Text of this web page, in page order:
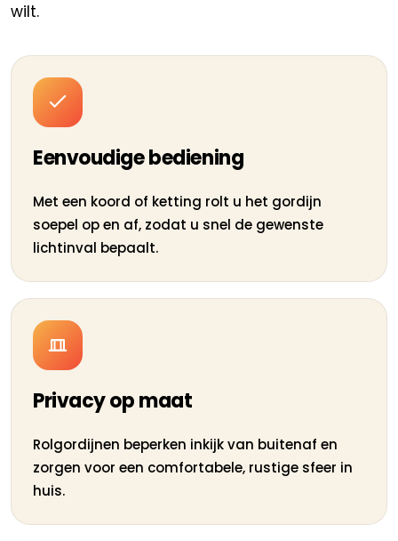
wilt.
Eenvoudige bediening
Met een koord of ketting rolt u het gordijn
soepel op en af, zodat u snel de gewenste
lichtinval bepaalt.
Privacy op maat
Rolgordijnen beperken inkijk van buitenaf en
zorgen voor een comfortabele, rustige sfeer in
huis.